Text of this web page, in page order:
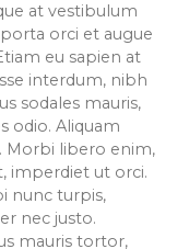
at vestibulum
orci et augue
eu sapien at
interdum, nibh
sodales mauris,
odio. Aliquam
Morbi libero enim,
imperdiet ut orci.
nunc turpis,
nec justo.
mauris tortor,